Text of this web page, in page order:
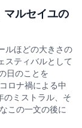
マルセイユの
ルほどの大きさの
スティバルとして
日のことを
ロナ禍による中
のミストラル、そ
この一文の後に